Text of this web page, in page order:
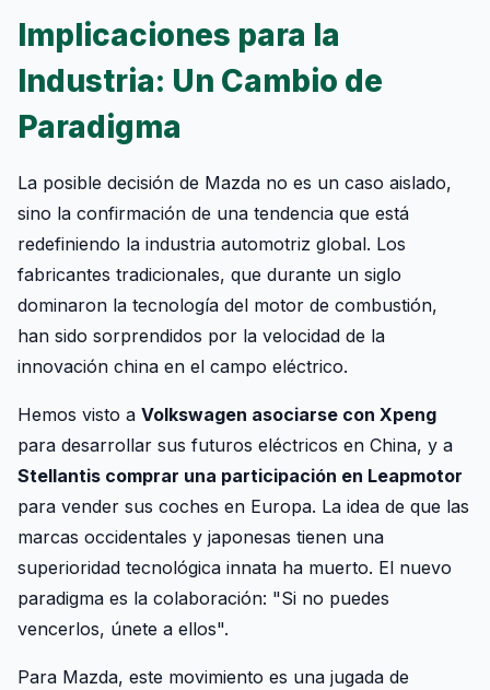
Implicaciones para la
Industria: Un Cambio de
Paradigma
La posible decisión de Mazda no es un caso aislado,
sino la confirmación de una tendencia que está
redefiniendo la industria automotriz global. Los
fabricantes tradicionales, que durante un siglo
dominaron la tecnología del motor de combustión,
han sido sorprendidos por la velocidad de la
innovación china en el campo eléctrico.
Hemos visto a Volkswagen asociarse con Xpeng
para desarrollar sus futuros eléctricos en China, y a
Stellantis comprar una participación en Leapmotor
para vender sus coches en Europa. La idea de que las
marcas occidentales y japonesas tienen una
superioridad tecnológica innata ha muerto. El nuevo
paradigma es la colaboración: "Si no puedes
vencerlos, únete a ellos".
Para Mazda, este movimiento es una jugada de